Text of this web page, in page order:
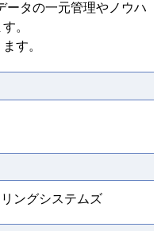
ータの一元管理やノウハ
。
す。
ングシステムズ